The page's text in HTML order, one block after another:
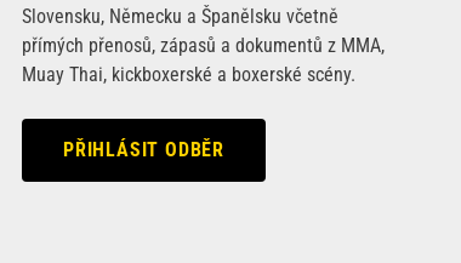
Slovensku, Německu a Španělsku včetně
přímých přenosů, zápasů a dokumentů z MMA,
Muay Thai, kickboxerské a boxerské scény.
PŘIHLÁSIT ODBĚR